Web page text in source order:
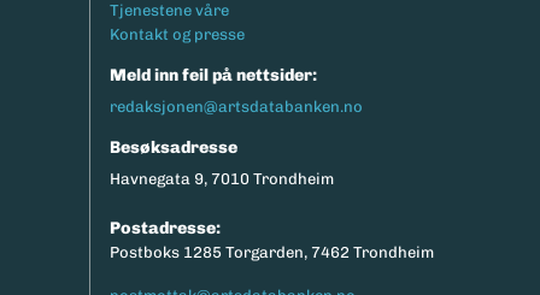
Tjenestene våre
Kontakt og presse
Meld inn feil på nettsider:
redaksjonen@artsdatabanken.no
Besøksadresse
Havnegata 9, 7010 Trondheim
Postadresse:
Postboks 1285 Torgarden, 7462 Trondheim